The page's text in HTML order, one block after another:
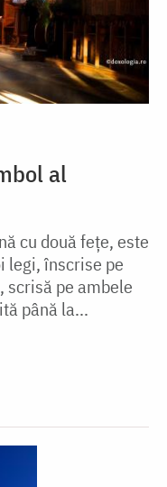
al
cu două feţe, este
legi, înscrise pe
scrisă pe ambele
până la...